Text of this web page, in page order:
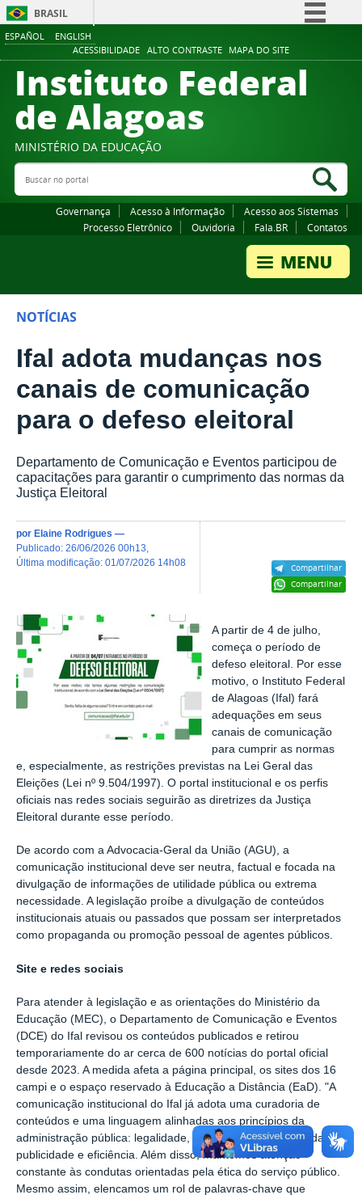
ESPAÑOL ENGLISH
ACESSIBILIDADE ALTO CONTRASTE MAPA DO SITE
BRASIL
Comunica BR
Participe
Canais
Instituto Federal
de Alagoas
MINISTÉRIO DA EDUCAÇÃO
Buscar no portal
Governança Acesso à Informação
Acesso aos Sistemas
Processo Eletrônico
Ouvidoria Fala.BR Contatos
NOTÍCIAS
Ifal adota mudanças nos
canais de comunicação
para o defeso eleitoral
Departamento de Comunicação e Eventos participou de
capacitações para garantir o cumprimento das normas da
Justiça Eleitoral
Compartilhar
Compartilhar
por Elaine Rodrigues —
publicado: 26/06/2026 00h13
última modificação: 01/07/2026 14h08
A partir de 4 de julho,
começa o período de
defeso eleitoral. Por esse
motivo, o Instituto Federal
de Alagoas (Ifal) fará
adequações em seus
canais de comunicação
para cumprir as normas
e, especialmente, as restrições previstas na Lei Geral das
Eleições (Lei nº 9.504/1997). O portal institucional e os perfis
oficiais nas redes sociais seguirão as diretrizes da Justiça
Eleitoral durante esse período.
De acordo com a Advocacia-Geral da União (AGU), a
comunicação institucional deve ser neutra, factual e focada na
divulgação de informações de utilidade pública ou extrema
necessidade. A legislação proíbe a divulgação de conteúdos
institucionais atuais ou passados que possam ser interpretados
como propaganda ou promoção pessoal de agentes públicos.
Site e redes sociais
Para atender à legislação e as orientações do Ministério da
Educação (MEC), o Departamento de Comunicação e Eventos
(DCE) do Ifal revisou os conteúdos publicados e retirou
temporariamente do ar cerca de 600 notícias do portal oficial
desde 2023. A medida afeta a página principal, os sites dos 16
campi e o espaço reservado à Educação a Distância (EaD). "A
comunicação institucional do Ifal já adota uma curadoria de
conteúdos e uma linguagem alinhadas aos princípios da
administração pública: legalidade, impessoalidade, moralidade,
publicidade e eficiência. Além disso, mantemos atenção
constante às condutas orientadas pela ética do serviço público.
Mesmo assim, elencamos um rol de palavras-chave que